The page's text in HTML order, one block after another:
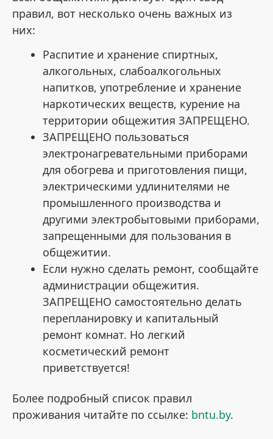
правил, вот несколько очень важных из
них:
Распитие и хранение спиртных,
алкогольных, слабоалкогольных
напитков, употребление и хранение
наркотических веществ, курение на
территории общежития ЗАПРЕЩЕНО.
ЗАПРЕЩЕНО пользоваться
электронагревательными приборами
для обогрева и приготовления пищи,
электрическими удлинителями не
промышленного производства и
другими электробытовыми приборами,
запрещенными для пользования в
общежитии.
Если нужно сделать ремонт, сообщайте
администрации общежития.
ЗАПРЕЩЕНО самостоятельно делать
перепланировку и капитальный
ремонт комнат. Но легкий
косметический ремонт
приветствуется!
Более подробный список правил
проживания читайте по ссылке: bntu.by.